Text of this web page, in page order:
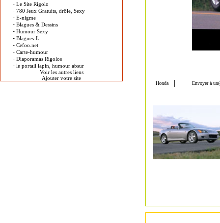
- Le Site Rigolo
- 780 Jeux Gratuits, drôle, Sexy
- E-nigme
- Blagues & Dessins
- Humour Sexy
- Blagues-L
- Cefoo.net
- Carte-humour
- Diaporamas Rigolos
- le portail lapin, humour absur
Voir les autres liens
Ajouter votre site